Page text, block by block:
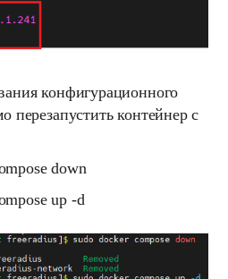
конфигурационного
перезапустить контейнер с
down
up -d